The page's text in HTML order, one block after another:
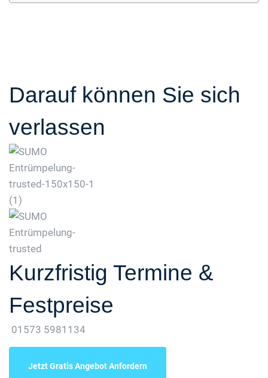
Darauf können Sie sich
verlassen
Kurzfristig Termine &
Festpreise
01573 5981134
Jetzt Gratis Angebot Anfordern